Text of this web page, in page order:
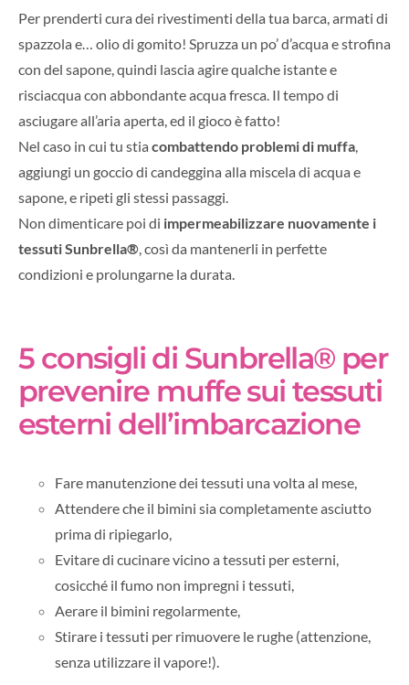
Per prenderti cura dei rivestimenti della tua barca, armati di
spazzola e… olio di gomito! Spruzza un po’ d’acqua e strofina
con del sapone, quindi lascia agire qualche istante e
risciacqua con abbondante acqua fresca. Il tempo di
asciugare all’aria aperta, ed il gioco è fatto!
Nel caso in cui tu stia combattendo problemi di muffa,
aggiungi un goccio di candeggina alla miscela di acqua e
sapone, e ripeti gli stessi passaggi.
Non dimenticare poi di impermeabilizzare nuovamente i
tessuti Sunbrella®, così da mantenerli in perfette
condizioni e prolungarne la durata.
5 consigli di Sunbrella® per
prevenire muffe sui tessuti
esterni dell’imbarcazione
Fare manutenzione dei tessuti una volta al mese,
Attendere che il bimini sia completamente asciutto
prima di ripiegarlo,
Evitare di cucinare vicino a tessuti per esterni,
cosicché il fumo non impregni i tessuti,
Aerare il bimini regolarmente,
Stirare i tessuti per rimuovere le rughe (attenzione,
senza utilizzare il vapore!).